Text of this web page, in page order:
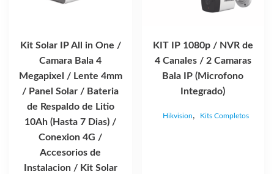
Kit Solar IP All in One /
Camara Bala 4
Megapixel / Lente 4mm
/ Panel Solar / Bateria
de Respaldo de Litio
10Ah (Hasta 7 Dias) /
Conexion 4G /
Accesorios de
Instalacion / Kit Solar
KIT IP 1080p / NVR de
4 Canales / 2 Camaras
Bala IP (Microfono
Integrado)
Hikvision, Kits Completos